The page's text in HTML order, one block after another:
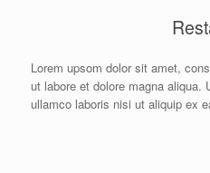
Lorem upsom dolor sit amet,
ut labore et dolore magna
ullamco laboris nisi ut aliquip ex